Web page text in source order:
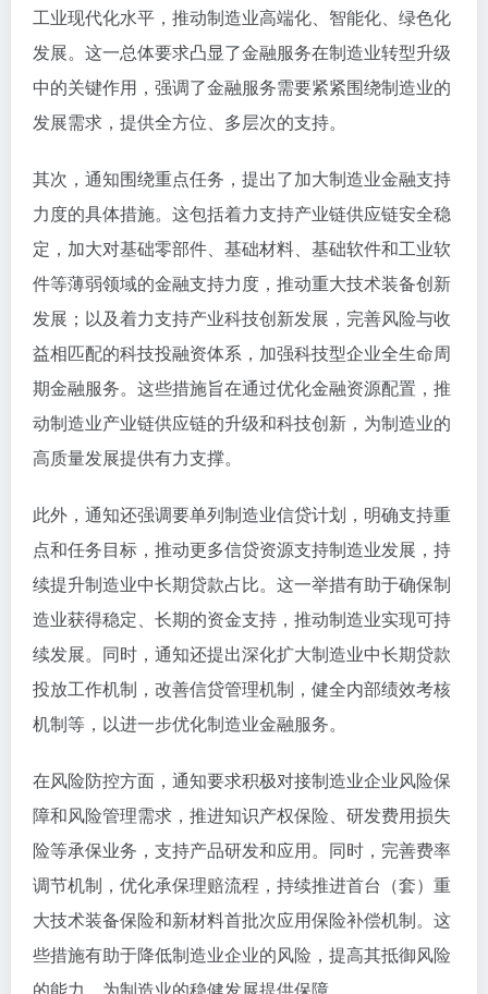
工业现代化水平，推动制造业高端化、智能化、绿色化
发展。这一总体要求凸显了金融服务在制造业转型升级
中的关键作用，强调了金融服务需要紧紧围绕制造业的
发展需求，提供全方位、多层次的支持。
其次，通知围绕重点任务，提出了加大制造业金融支持
力度的具体措施。这包括着力支持产业链供应链安全稳
定，加大对基础零部件、基础材料、基础软件和工业软
件等薄弱领域的金融支持力度，推动重大技术装备创新
发展；以及着力支持产业科技创新发展，完善风险与收
益相匹配的科技投融资体系，加强科技型企业全生命周
期金融服务。这些措施旨在通过优化金融资源配置，推
动制造业产业链供应链的升级和科技创新，为制造业的
高质量发展提供有力支撑。
此外，通知还强调要单列制造业信贷计划，明确支持重
点和任务目标，推动更多信贷资源支持制造业发展，持
续提升制造业中长期贷款占比。这一举措有助于确保制
造业获得稳定、长期的资金支持，推动制造业实现可持
续发展。同时，通知还提出深化扩大制造业中长期贷款
投放工作机制，改善信贷管理机制，健全内部绩效考核
机制等，以进一步优化制造业金融服务。
在风险防控方面，通知要求积极对接制造业企业风险保
障和风险管理需求，推进知识产权保险、研发费用损失
险等承保业务，支持产品研发和应用。同时，完善费率
调节机制，优化承保理赔流程，持续推进首台（套）重
大技术装备保险和新材料首批次应用保险补偿机制。这
些措施有助于降低制造业企业的风险，提高其抵御风险
的能力，为制造业的稳健发展提供保障。